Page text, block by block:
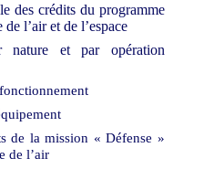
des crédits du programme
l’air et de l’espace
nature et par opération
de la mission « Défense »
de l’air